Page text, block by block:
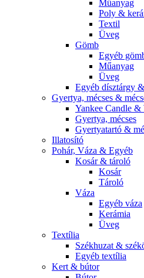
Műanyag
Poly &
Textil
Üveg
Gömb
Egyéb
Műanyag
Üveg
Egyéb dísztárgy
Gyertya, mécses &
Yankee Candle
Gyertya, mécses
Gyertyatartó &
Illatosító
Pohár, Váza & Egyéb
Kosár & tároló
Kosár
Tároló
Váza
Egyéb váza
Kerámia
Üveg
Textília
Székhuzat &
Egyéb textília
Kert & bútor